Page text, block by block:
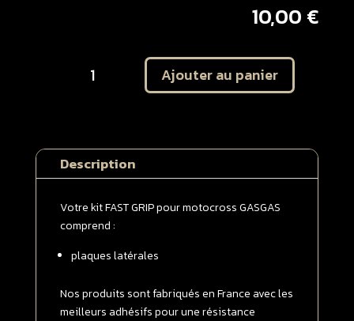
10,00 €
plaques
latérales
50
MC
-
2023
SOFT
Ajouter au panier
Description
Votre kit FAST GRIP pour motocross GASGAS
comprend :
plaques latérales
Nos produits sont fabriqués en France avec les
meilleurs adhésifs pour une résistance